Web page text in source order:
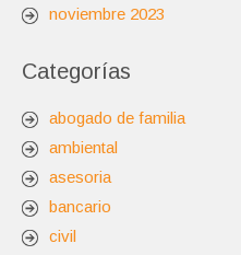
noviembre 2023
Categorías
abogado de familia
ambiental
asesoria
bancario
civil